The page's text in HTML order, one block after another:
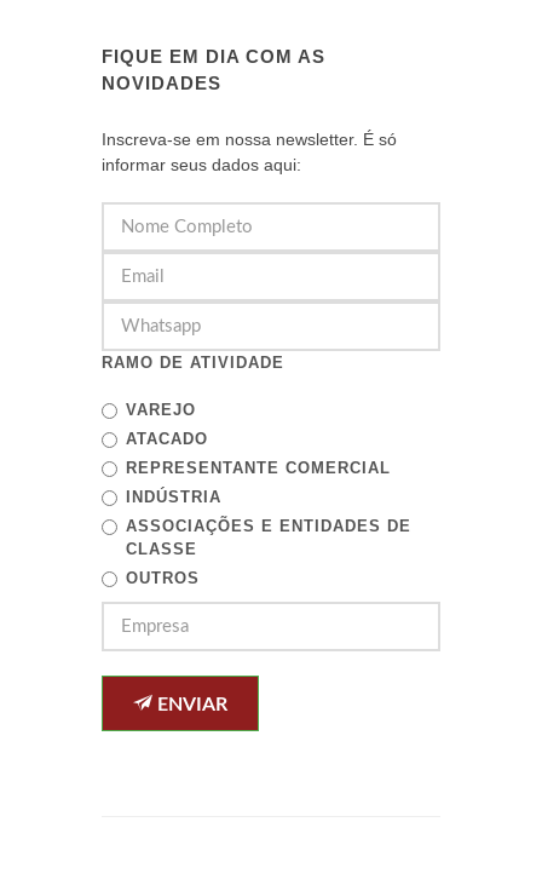
FIQUE EM DIA COM AS
NOVIDADES
Inscreva-se em nossa newsletter. É só
informar seus dados aqui:
RAMO DE ATIVIDADE
VAREJO
ATACADO
REPRESENTANTE COMERCIAL
INDÚSTRIA
ASSOCIAÇÕES E ENTIDADES DE
CLASSE
OUTROS
ENVIAR